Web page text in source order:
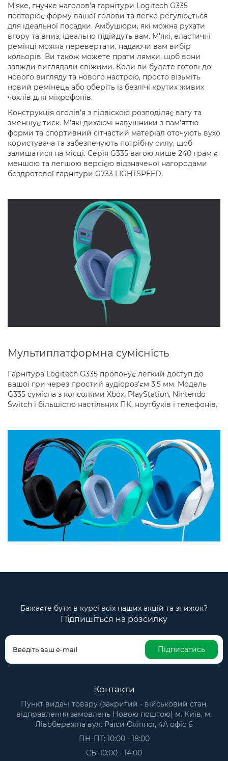
М’яке, гнучке наголов’я гарнітури Logitech G335
повторює форму вашої голови та легко регулюється
для ідеальної посадки. Амбушюри, які можна рухати
вгору та вниз, ідеально підійдуть вам. М’які, еластичні
ремінці можна перевертати, надаючи вам вибір
кольорів. Ви також можете прати лямки, щоб вони
завжди виглядали свіжими. Коли ви будете готові до
нового вигляду та нового настрою, просто візьміть
новий ремінець або оберіть із безлічі крутих живих
чохлів для мікрофонів.
Конструкція оголів’я з підвіскою розподіляє вагу та
зменшує тиск. М’які дихаючі навушники з пам’яттю
форми та спортивний сітчастий матеріал оточують вухо
користувача та забезпечують потрібну силу, щоб
залишатися на місці. Серія G335 вагою лише 240 грам є
меншою та легшою версією відзначеної нагородами
бездротової гарнітури G733 LIGHTSPEED.
Мультиплатформна сумісність
Гарнітура Logitech G335 пропонує легкий доступ до
вашої гри через простий аудіороз’єм 3,5 мм. Модель
G335 сумісна з консолями Xbox, PlayStation, Nintendo
Switch і більшістю настільних ПК, ноутбуків і телефонів.
Бажаєте бути в курсі всіх наших акцій та знижок?
Підпишіться на розсилку
Підписатись
Контакти
Пункт видачі товару (закритий - військовий стан,
відправлення замовлень Новою поштою) м. Київ, м.
Лівобережна вул. Раїси Окіпної, 4А офіс 6
ПН-ПТ: 10:00 - 18:00
СБ: 10:00 - 14:00